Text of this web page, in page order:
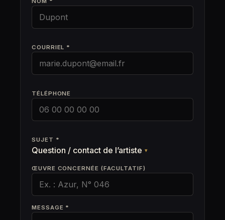
COURRIEL *
TÉLÉPHONE
SUJET *
Question / contact de l’artiste ▾
ŒUVRE CONCERNÉE (FACULTATIF)
MESSAGE *